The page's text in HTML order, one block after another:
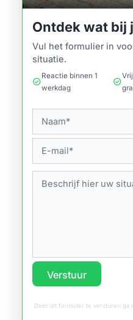
Ontdek wat bij
Vul het formulier in
situatie.
check_circle
Reactie binnen 1
werkdag
check_circle
Verstuur
Door dit formulier te versturen ga